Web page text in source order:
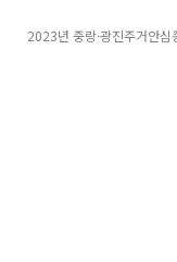
2023년 중랑·광진주거안